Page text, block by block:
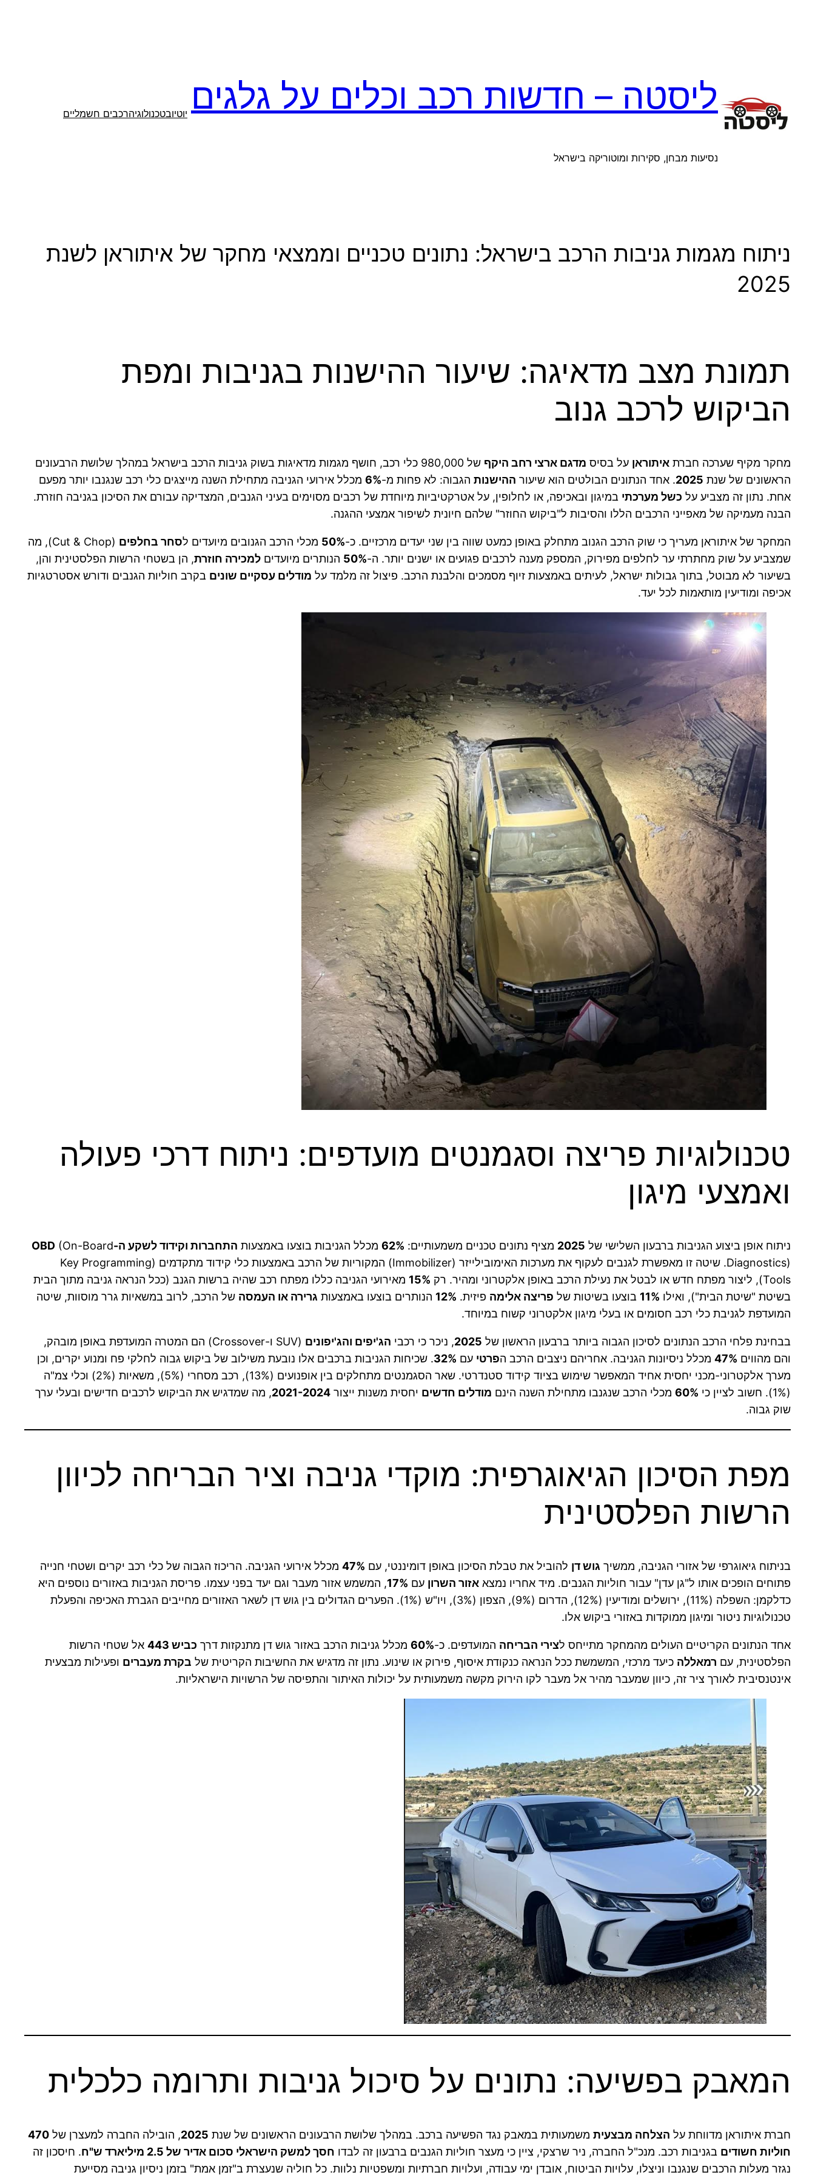
ליסטה – חדשות רכב וכלים על גלגים
נסיעות מבחן, סקירות ומוטוריקה בישראל
יוטיובטכנולוגיהרכבים חשמליים
ניתוח מגמות גניבות הרכב בישראל: נתונים טכניים וממצאי מחקר של איתוראן לשנת
2025
תמונת מצב מדאיגה: שיעור ההישנות בגניבות ומפת
הביקוש לרכב גנוב
מחקר מקיף שערכה חברת איתוראן על בסיס מדגם ארצי רחב היקף
של 980,000 כלי רכב, חושף מגמות מדאיגות בשוק גניבות הרכב בישראל במהלך שלושת הרבעונים
הראשונים של שנת 2025. אחד הנתונים הבולטים הוא שיעור ההישנות הגבוה: לא פחות מ-6% מכלל אירועי הגניבה מתחילת השנה מייצגים כלי רכב שנגנבו יותר מפעם
אחת. נתון זה מצביע על כשל מערכתי במיגון ובאכיפה, או לחלופין, על אטרקטיביות מיוחדת של רכבים מסוימים בעיני הגנבים, המצדיקה עבורם את הסיכון בגניבה חוזרת.
הבנה מעמיקה של מאפייני הרכבים הללו והסיבות ל"ביקוש החוזר" שלהם חיונית לשיפור אמצעי ההגנה.
המחקר של איתוראן מעריך כי שוק הרכב הגנוב מתחלק באופן כמעט שווה בין שני יעדים מרכזיים. כ-50% מכלי הרכב הגנובים מיועדים לסחר בחלפים
(Cut & Chop), מה
שמצביע על שוק מחתרתי ער לחלפים מפירוק, המספק מענה לרכבים פגועים או ישנים יותר. ה-50% הנותרים מיועדים למכירה חוזרת, הן בשטחי הרשות הפלסטינית והן,
בשיעור לא מבוטל, בתוך גבולות ישראל, לעיתים באמצעות זיוף מסמכים והלבנת הרכב. פיצול זה מלמד על מודלים עסקיים שונים בקרב חוליות הגנבים ודורש אסטרטגיות
אכיפה ומודיעין מותאמות לכל יעד.
טכנולוגיות פריצה וסגמנטים מועדפים: ניתוח דרכי פעולה
ואמצעי מיגון
ניתוח אופן ביצוע הגניבות ברבעון השלישי של 2025 מציף נתונים טכניים משמעותיים: 62% מכלל הגניבות בוצעו באמצעות התחברות וקידוד לשקע ה-OBD(On-Board
Diagnostics). שיטה זו מאפשרת לגנבים לעקוף את מערכות האימובילייזר (Immobilizer) המקוריות של הרכב באמצעות כלי קידוד מתקדמים (Key Programming
Tools), ליצור מפתח חדש או לבטל את נעילת הרכב באופן אלקטרוני ומהיר. רק
15% מאירועי הגניבה כללו מפתח רכב שהיה ברשות הגנב (ככל הנראה גניבה מתוך הבית
בשיטת "שיטת הבית"), ואילו 11% בוצעו בשיטות של פריצה אלימה פיזית. 12% הנותרים בוצעו באמצעות גרירה או העמסה של הרכב, לרוב במשאיות גרר מוסוות, שיטה
המועדפת לגניבת כלי רכב חסומים או בעלי מיגון אלקטרוני קשוח במיוחד.
בבחינת פלחי הרכב הנתונים לסיכון הגבוה ביותר ברבעון הראשון של 2025, ניכר כי רכבי הג'יפים והג'יפונים
(SUV ו-Crossover) הם המטרה המועדפת באופן מובהק,
והם מהווים 47% מכלל ניסיונות הגניבה. אחריהם ניצבים הרכב הפרטי עם 32%. שכיחות הגניבות ברכבים אלו נובעת משילוב של ביקוש גבוה לחלקי פח ומנוע יקרים, וכן
מערך אלקטרוני-מכני יחסית אחיד המאפשר שימוש בציוד קידוד סטנדרטי. שאר הסגמנטים מתחלקים בין אופנועים (13%), רכב מסחרי (5%), משאיות (2%) וכלי צמ"ה
(1%). חשוב לציין כי
60% מכלי הרכב שנגנבו מתחילת השנה הינם מודלים חדשים יחסית משנות ייצור 2021-2024, מה שמדגיש את הביקוש לרכבים חדישים ובעלי ערך
שוק גבוה.
מפת הסיכון הגיאוגרפית: מוקדי גניבה וציר הבריחה לכיוון
הרשות הפלסטינית
בניתוח גיאוגרפי של אזורי הגניבה, ממשיך גוש דן להוביל את טבלת הסיכון באופן דומיננטי, עם 47% מכלל אירועי הגניבה. הריכוז הגבוה של כלי רכב יקרים ושטחי חנייה
פתוחים הופכים אותו ל"גן עדן" עבור חוליות הגנבים. מיד אחריו נמצא אזור השרון עם 17%, המשמש אזור מעבר וגם יעד בפני עצמו. פריסת הגניבות באזורים נוספים היא
כדלקמן: השפלה (11%), ירושלים ומודיעין (12%), הדרום (9%), הצפון (3%), ויו"ש (1%). הפערים הגדולים בין גוש דן לשאר האזורים מחייבים הגברת האכיפה והפעלת
טכנולוגיות ניטור ומיגון ממוקדות באזורי ביקוש אלו.
אחד הנתונים הקריטיים העולים מהמחקר מתייחס לצירי הבריחה המועדפים. כ-60% מכלל גניבות הרכב באזור גוש דן מתנקזות דרך כביש 443
אל שטחי הרשות
הפלסטינית, עם רמאללה כיעד מרכזי, המשמשת ככל הנראה כנקודת איסוף, פירוק או שינוע. נתון זה מדגיש את החשיבות הקריטית של בקרת מעברים ופעילות מבצעית
אינטנסיבית לאורך ציר זה, כיוון שמעבר מהיר אל מעבר לקו הירוק מקשה משמעותית על יכולות האיתור והתפיסה של הרשויות הישראליות.
המאבק בפשיעה: נתונים על סיכול גניבות ותרומה כלכלית
חברת איתוראן מדווחת על הצלחה מבצעית משמעותית במאבק נגד הפשיעה ברכב. במהלך שלושת הרבעונים הראשונים של שנת 2025, הובילה החברה למעצרן של 470
חוליות חשודים בגניבות רכב. מנכ"ל החברה, ניר שרצקי, ציין כי מעצר חוליות הגנבים ברבעון זה לבדו חסך למשק הישראלי סכום אדיר של 2.5 מיליארד ש"ח
. חיסכון זה
נגזר מעלות הרכבים שנגנבו וניצלו, עלויות הביטוח, אובדן ימי עבודה, ועלויות חברתיות ומשפטיות נלוות. כל חוליה שנעצרת ב"זמן אמת" בזמן ניסיון גניבה מסייעת